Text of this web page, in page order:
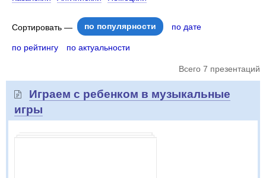
Сортировать — по популярности по дате
по рейтингу по актуальности
Всего 7 презентаций
Играем с ребенком в музыкальные
игры